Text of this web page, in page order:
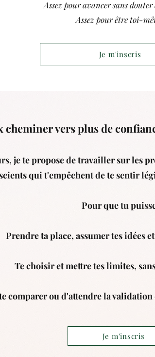
Assez pour avancer sans
Assez pour être toi-
Je m'inscris
cheminer vers plus de
je te propose de travailler sur les
qui t'empêchent de te sentir
Pour que tu
Prendre ta place, assumer tes idées
Te choisir et mettre tes limites,
comparer ou d'attendre la
Je m'inscris